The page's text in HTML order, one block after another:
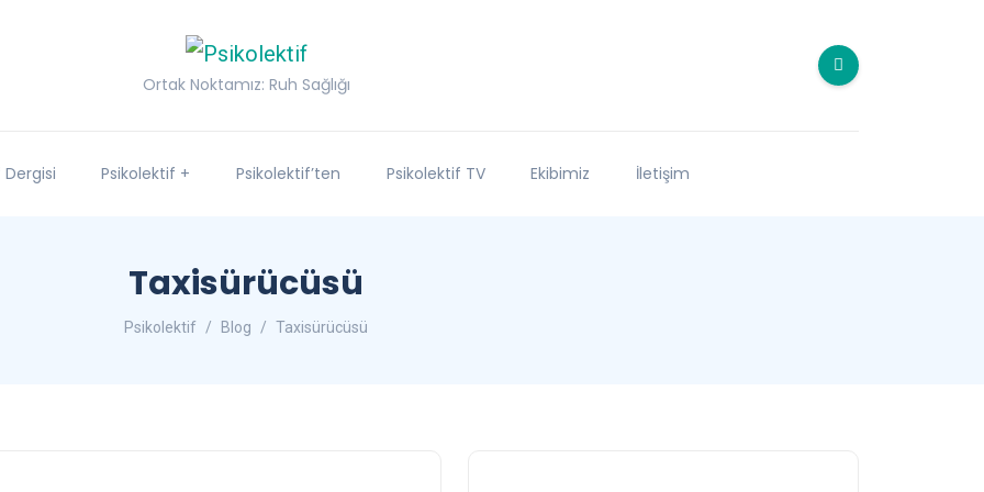
Ortak Noktamız: Ruh Sağlığı
Psikolektif + Psikolektif’ten Psikolektif TV Ekibimiz İletişim
Taxisürücüsü
Psikolektif Blog Taxisürücüsü